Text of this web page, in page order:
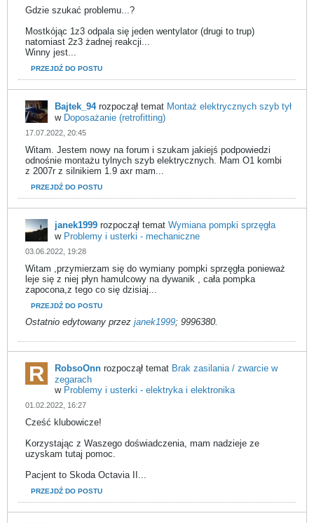
Gdzie szukać problemu...?
Mostkójąc 1z3 odpala się jeden wentylator (drugi to trup)
natomiast 2z3 żadnej reakcji...
Winny jest...
PRZEJDŹ DO POSTU
Bajtek_94rozpoczął temat Montaż elektrycznych szyb tył
w Doposażanie (retrofitting)
17.07.2022, 20:45
Witam. Jestem nowy na forum i szukam jakiejś podpowiedzi
odnośnie montażu tylnych szyb elektrycznych. Mam O1 kombi
z 2007r z silnikiem 1.9 axr mam...
PRZEJDŹ DO POSTU
janek1999 rozpoczął temat Wymiana pompki sprzęgła
w Problemy i usterki - mechaniczne
03.06.2022, 19:28
Witam ,przymierzam się do wymiany pompki sprzęgła ponieważ
leje się z niej płyn hamulcowy na dywanik , cała pompka
zapocona,z tego co się dzisiaj...
PRZEJDŹ DO POSTU
Ostatnio edytowany przez janek1999; 9996380.
RobsoOnn rozpoczął temat Brak zasilania / zwarcie w
zegarach
w Problemy i usterki - elektryka i elektronika
01.02.2022, 16:27
Cześć klubowicze!
Korzystając z Waszego doświadczenia, mam nadzieje ze
uzyskam tutaj pomoc.
Pacjent to Skoda Octavia II...
PRZEJDŹ DO POSTU